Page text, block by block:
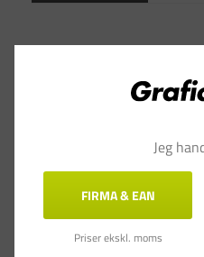
Jeg
FIRMA & EAN
Priser ekskl. moms